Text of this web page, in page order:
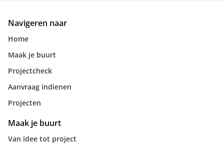
Navigeren naar
Home
Maak je buurt
Projectcheck
Aanvraag indienen
Projecten
Maak je buurt
Van idee tot project